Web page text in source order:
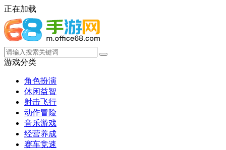
正在加载
游戏分类
角色扮演
休闲益智
射击飞行
动作冒险
音乐游戏
经营养成
赛车竞速